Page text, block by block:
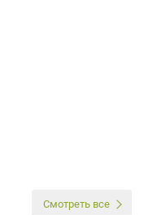
Смотреть все